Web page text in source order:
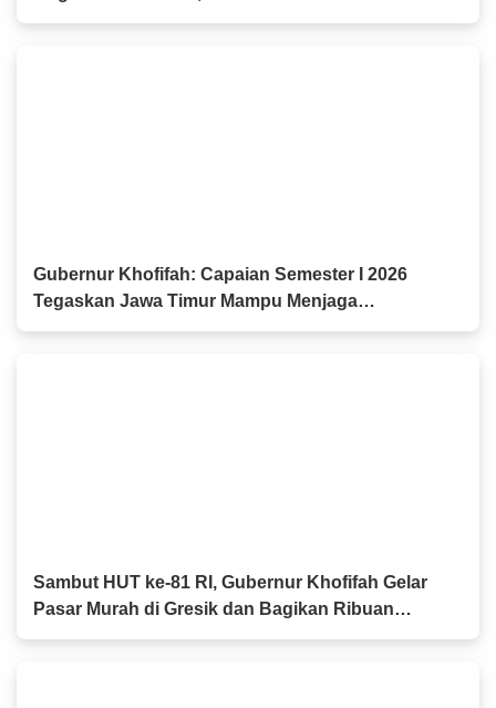
Kerja Sama Industri Perkapalan
Gubernur Khofifah: Capaian Semester I 2026
Tegaskan Jawa Timur Mampu Menjaga
Pertumbuhan Ekonomi Tertinggi di Pulau Jawa
Sambut HUT ke-81 RI, Gubernur Khofifah Gelar
Pasar Murah di Gresik dan Bagikan Ribuan
Bendera Merah Putih